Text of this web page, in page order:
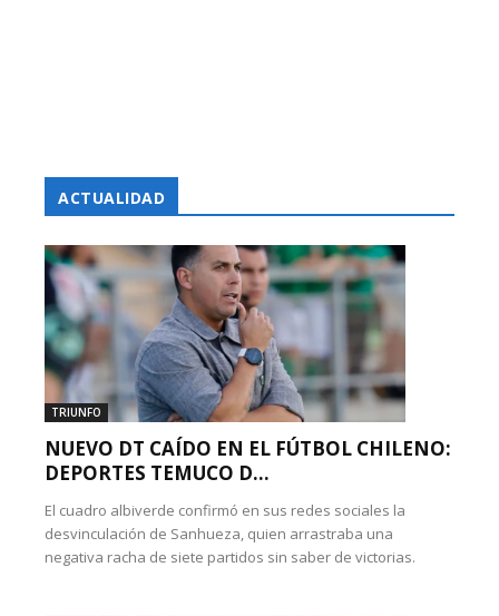
ACTUALIDAD
TRIUNFO
NUEVO DT CAÍDO EN EL FÚTBOL CHILENO:
DEPORTES TEMUCO D...
El cuadro albiverde confirmó en sus redes sociales la
desvinculación de Sanhueza, quien arrastraba una
negativa racha de siete partidos sin saber de victorias.